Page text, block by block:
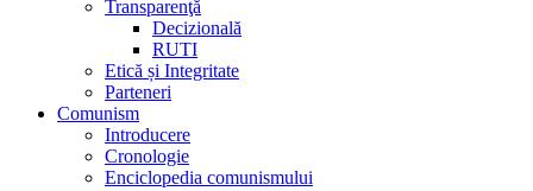
Transparenţă
Decizională
RUTI
Etică și Integritate
Parteneri
Comunism
Introducere
Cronologie
Enciclopedia comunismului